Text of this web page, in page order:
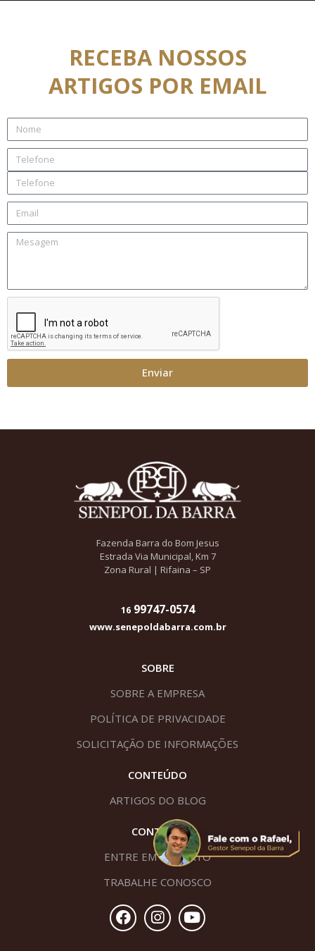
RECEBA NOSSOS
ARTIGOS POR EMAIL
Enviar
Fazenda Barra do Bom Jesus
Estrada Via Municipal, Km 7
Zona Rural | Rifaina – SP
1699747-0574
www.senepoldabarra.com.br
SOBRE
SOBRE A EMPRESA
POLÍTICA DE PRIVACIDADE
SOLICITAÇÃO DE INFORMAÇÕES
CONTEÚDO
ARTIGOS DO BLOG
CONTATO
ENTRE EM CONTATO
TRABALHE CONOSCO